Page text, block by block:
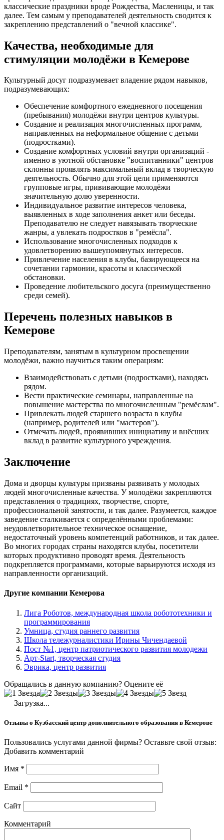
классические праздники вроде Рождества, Масленицы, и так
далее. Тем самым у преподавателей деятельность сводится к
закреплению представлений о "вечной классике".
Качества, необходимые для
стимуляции молодёжи в Кемерове
Культурный досуг подразумевает владение рядом навыков,
подразумевающих:
Обеспечение комфортного ежедневного посещения
(пребывания) молодёжи внутри центров культуры.
Создание и реализация многочисленных программ,
направленных на неформальное общение с детьми
(подростками).
Создание комфортных условий внутри организаций -
именно в уютной обстановке "воспитанники" центров
склонны проявлять максимальный вклад в творческую
деятельность. Обычно для этой цели применяются
групповые игры, прививающие молодёжи
значительную долю уверенности.
Индивидуальное развитие интересов человека,
выявленных в ходе заполнения анкет или беседы.
Преподавателю не следует навязывать творческие
жанры, а увлекать подростков в "ремёсла".
Использование многочисленных подходов к
удовлетворению вышеупомянутых интересов.
Привлечение населения в клубы, базирующееся на
сочетании гармонии, красоты и классической
обстановки.
Проведение любительского досуга (преимущественно
среди семей).
Перечень полезных навыков в
Кемерове
Преподавателям, занятым в культурном просвещении
молодёжи, важно научиться таким операциям:
Взаимодействовать с детьми (подростками), находясь
рядом.
Вести практические семинары, направленные на
повышение мастерства по многочисленным "ремёслам".
Привлекать людей старшего возраста в клубы
(например, родителей или "мастеров").
Отмечать людей, проявивших инициативу и внёсших
вклад в развитие культурного учреждения.
Заключение
Дома и дворцы культуры призваны развивать у молодых
людей многочисленные качества. У молодёжи закрепляются
представления о традициях, творчестве, спорте,
профессиональной занятости, и так далее. Разумеется, каждое
заведение сталкивается с определёнными проблемами:
неудовлетворительное техническое оснащение,
недостаточный уровень компетенций работников, и так далее.
Во многих городах страны находятся клубы, посетители
которых продуктивно проводят время. Деятельность
подкрепляется программами, которые варьируются исходя из
направленности организаций.
Другие компании Кемерова
Лига Роботов, международная школа робототехники и
программирования
Умница, студия раннего развития
Школа тележурналистики Ирины Чичендаевой
Пост №1, центр патриотического развития молодежи
Арт-Start, творческая студия
Эврика, центр развития
Обращались в данную компанию? Оцените её
Загрузка...
Отзывы о Кузбасский центр дополнительного образования в Кемерове
Пользовались услугами данной фирмы? Оставьте свой отзыв:
Добавить комментарий
Имя *
Email *
Сайт
Комментарий